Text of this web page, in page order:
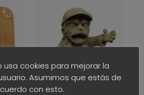
usa cookies para mejorar la
Asumimos que estás de
con esto.